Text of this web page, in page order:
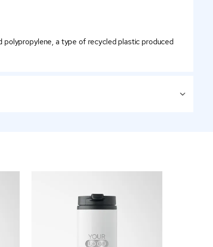
a type of recycled plastic produced